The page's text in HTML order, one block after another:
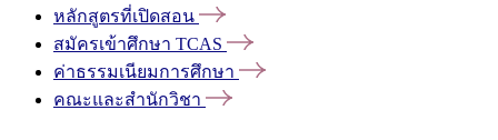
หลักสูตรที่เปิดสอน
สมัครเข้าศึกษา TCAS
ค่าธรรมเนียมการศึกษา
คณะและสำนักวิชา